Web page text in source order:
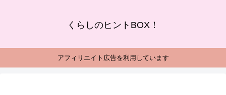
くらしのヒントBOX！
アフィリエイト広告を利用しています